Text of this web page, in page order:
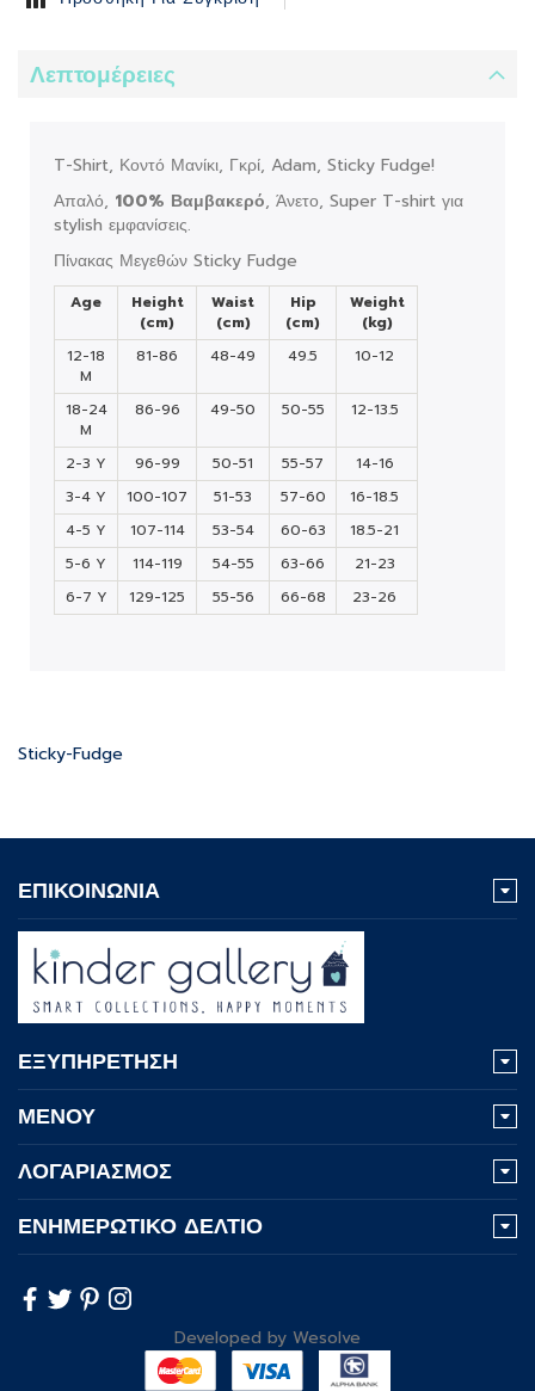
Λεπτομέρειες
T-Shirt, Κοντό Μανίκι, Γκρί, Adam, Sticky Fudge!
Απαλό, 100% Βαμβακερό, Άνετο, Super T-shirt για
stylish εμφανίσεις.
Πίνακας Μεγεθών Sticky Fudge
Age
Height
(cm)
Waist
(cm)
Hip
(cm)
Weight
(kg)
12-18
M
81-86 48-49 49.5 10-12
18-24
M
86-96 49-50 50-55 12-13.5
2-3 Y 96-99 50-51 55-57
14-16
3-4 Y
100-107 51-53 57-60
16-18.5
4-5 Y
107-114 53-54 60-63
18.5-21
5-6 Y
114-119 54-55 63-66
21-23
6-7 Y
129-125 55-56 66-68 23-26
Sticky-Fudge
ΕΠΙΚΟΙΝΩΝΙΑ
ΕΞΥΠΗΡΕΤΗΣΗ
ΜΕΝΟΥ
ΛΟΓΑΡΙΑΣΜΟΣ
ΕΝΗΜΕΡΩΤΙΚΟ ΔΕΛΤΙΟ
Developed by Wesolve